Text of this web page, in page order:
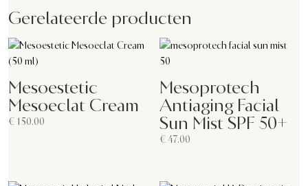
Gerelateerde producten
Mesoestetic
Mesoeclat Cream
€ 150.00
Mesoprotech
Antiaging Facial
Sun Mist SPF 50+
€47.00